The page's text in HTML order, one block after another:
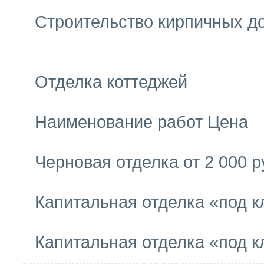
Строительство кирпичных
Отделка коттеджей
Наименование работ Цена
Черновая отделка от 2 000
Капитальная отделка «под
Капитальная отделка «под